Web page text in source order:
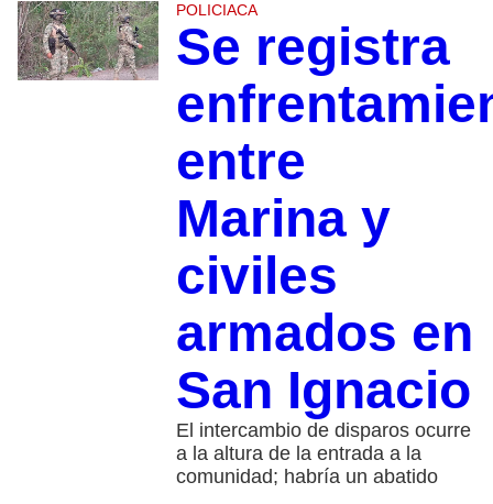
POLICIACA
Se registra
entre
Marina y
civiles
armados en
San Ignacio
El intercambio de disparos ocurre
a la altura de la entrada a la
comunidad; habría un abatido